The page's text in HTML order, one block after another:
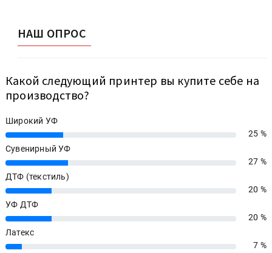
НАШ ОПРОС
Какой следующий принтер вы купите себе на
производство?
Широкий УФ
25%
25 %
Сувенирный УФ
27%
27 %
ДТФ (текстиль)
20%
20 %
УФ ДТФ
20%
20 %
Латекс
7%
7 %